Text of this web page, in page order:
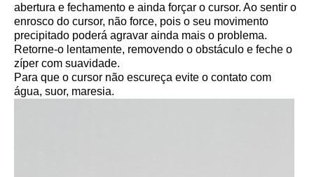
abertura e fechamento e ainda forçar o cursor. Ao sentir o
enrosco do cursor, não force, pois o seu movimento
precipitado poderá agravar ainda mais o problema.
Retorne-o lentamente, removendo o obstáculo e feche o
zíper com suavidade.
Para que o cursor não escureça evite o contato com
água, suor, maresia.